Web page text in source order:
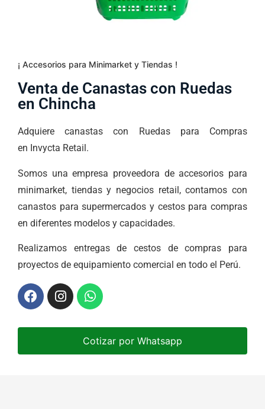
¡ Accesorios para Minimarket y Tiendas !
Venta de Canastas con Ruedas
en Chincha
Adquiere canastas con Ruedas para Compras
en Invycta Retail.
Somos una empresa proveedora de accesorios para
minimarket, tiendas y negocios retail, contamos con
canastos para supermercados y cestos para compras
en diferentes modelos y capacidades.
Realizamos entregas de cestos de compras para
proyectos de equipamiento comercial en todo el Perú.
Cotizar por Whatsapp